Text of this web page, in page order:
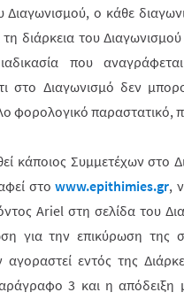
Διαγωνισμού, ο κάθε
διάρκεια του
που
στο Διαγωνισμό δεν
φορολογικό παραστατικό,
κάποιος Συμμετέχων στο
στοwww.epithimies.gr,
Ariel στη σελίδα του
για την επικύρωση
αγοραστεί εντός της
3 και η απόδειξη